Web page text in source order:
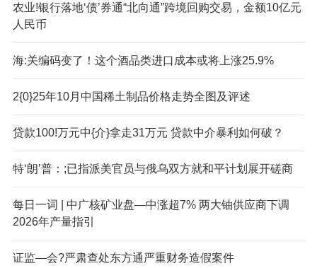
农业!银行落地‘债’券通“北向通”跨境回购交易，金额10亿元
人民币
海:关编码变了！这个酒品类进口成本或将上涨25.9%
2{0}25年10月中国稀土制品价格走势全图及评述
贷款100!万元中{介}拿走31万元 贷款中介暴利如何破？
特‘朗’普：;已指派美官员与俄乌双方就和平计划展开磋商
每日一词 | 中广核矿业盘—中涨超7% 两大铀供应商下调
2026年产量指引
证监—会?严肃查处东方通严重财务造假案件